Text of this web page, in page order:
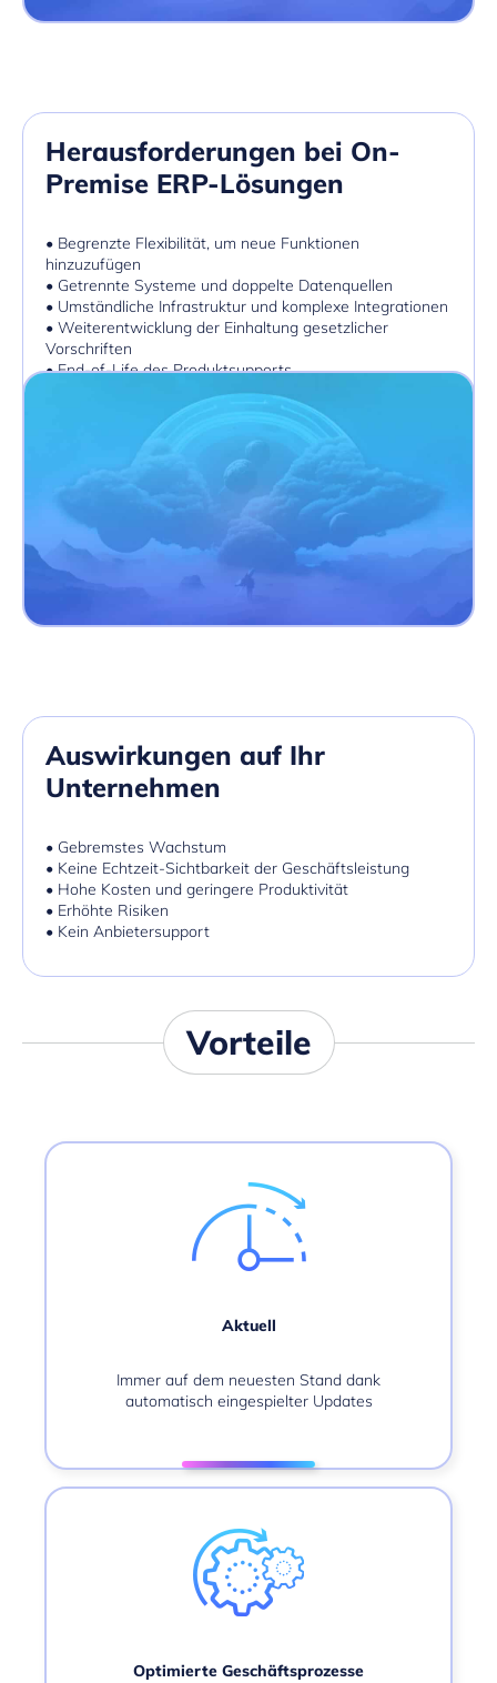
Herausforderungen bei On-
Premise ERP-Lösungen
• Begrenzte Flexibilität, um neue Funktionen
hinzuzufügen
• Getrennte Systeme und doppelte Datenquellen
• Umständliche Infrastruktur und komplexe Integrationen
• Weiterentwicklung der Einhaltung gesetzlicher
Vorschriften
• End-of-Life des Produktsupports
Auswirkungen auf Ihr
Unternehmen
• Gebremstes Wachstum
• Keine Echtzeit-Sichtbarkeit der Geschäftsleistung
• Hohe Kosten und geringere Produktivität
• Erhöhte Risiken
• Kein Anbietersupport
Vorteile
Aktuell
Immer auf dem neuesten Stand dank
automatisch eingespielter Updates
Optimierte Geschäftsprozesse